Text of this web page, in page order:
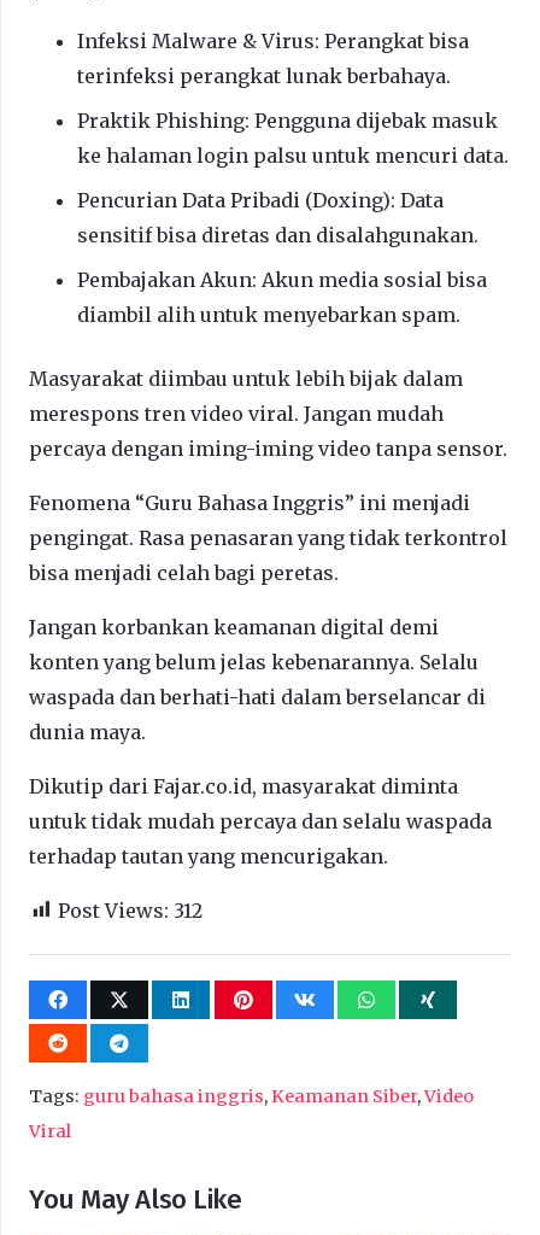
Infeksi Malware & Virus: Perangkat bisa
terinfeksi perangkat lunak berbahaya.
Praktik Phishing: Pengguna dijebak masuk
ke halaman login palsu untuk mencuri data.
Pencurian Data Pribadi (Doxing): Data
sensitif bisa diretas dan disalahgunakan.
Pembajakan Akun: Akun media sosial bisa
diambil alih untuk menyebarkan spam.
Masyarakat diimbau untuk lebih bijak dalam
merespons tren video viral. Jangan mudah
percaya dengan iming-iming video tanpa sensor.
Fenomena “Guru Bahasa Inggris” ini menjadi
pengingat. Rasa penasaran yang tidak terkontrol
bisa menjadi celah bagi peretas.
Jangan korbankan keamanan digital demi
konten yang belum jelas kebenarannya. Selalu
waspada dan berhati-hati dalam berselancar di
dunia maya.
Dikutip dari Fajar.co.id, masyarakat diminta
untuk tidak mudah percaya dan selalu waspada
terhadap tautan yang mencurigakan.
Post Views: 312
Tags: guru bahasa inggris,Keamanan Siber,Video
Viral
You May Also Like